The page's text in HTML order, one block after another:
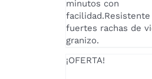
ELEGIR
EN
LA
PÁGINA
PRODUCTO
minutos con
fuertes rachas de
granizo.
¡OFERTA!